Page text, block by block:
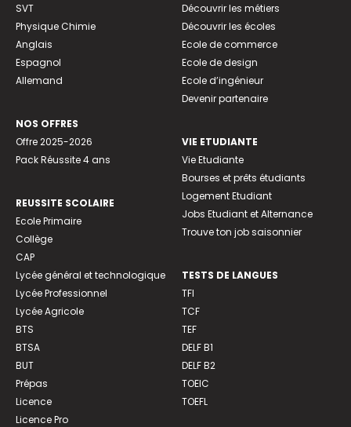
SVT
Physique Chimie
Anglais
Espagnol
Allemand
NOS OFFRES
Offre 2025-2026
Pack Réussite 4 ans
REUSSITE SCOLAIRE
Ecole Primaire
Collège
CAP
Lycée général et technologique
Lycée Professionnel
Lycée Agricole
BTS
BTSA
BUT
Prépas
Licence
Licence Pro
Découvrir les métiers
Découvrir les écoles
Ecole de commerce
Ecole de design
Ecole d’ingénieur
Devenir partenaire
VIE ETUDIANTE
Vie Etudiante
Bourses et prêts étudiants
Logement Etudiant
Jobs Etudiant et Alternance
Trouve ton job saisonnier
TESTS DE LANGUES
TFI
TCF
TEF
DELF B1
DELF B2
TOEIC
TOEFL